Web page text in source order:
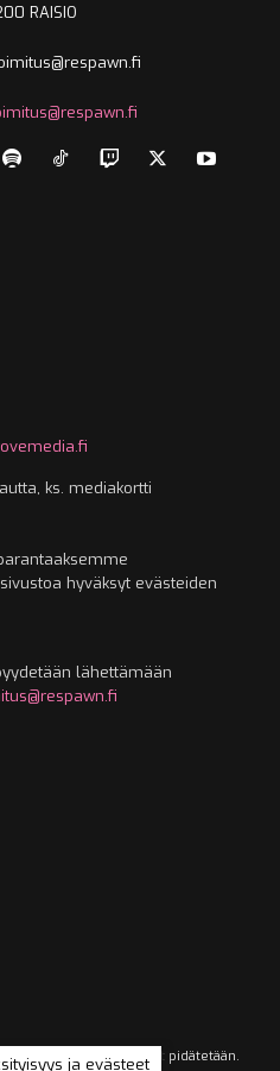
RAISIO
ks. mediakortti
hyväksyt evästeiden
lähettämään
Oy. Kaikki oikeudet pidätetään.
ja evästeet